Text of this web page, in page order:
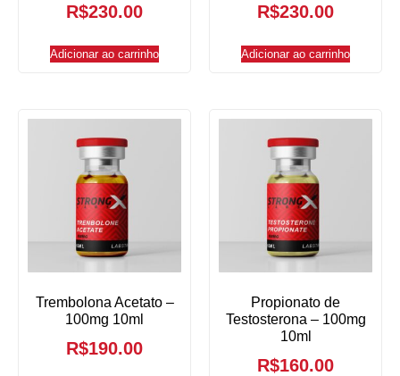
R$230.00
Adicionar ao carrinho
R$230.00
Adicionar ao carrinho
Trembolona Acetato –
100mg 10ml
R$190.00
Propionato de
Testosterona – 100mg
10ml
R$160.00